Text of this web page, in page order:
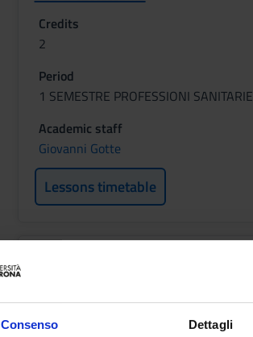
Consenso Dettagli
Credits
2
Period
1 SEMESTRE PROFESSIONI SANITARIE
Academic staff
Giovanni Gotte
Lessons timetable